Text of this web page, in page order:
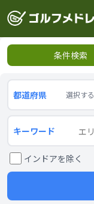
条件検索
都道府県 選択する
キーワード
インドアを除く